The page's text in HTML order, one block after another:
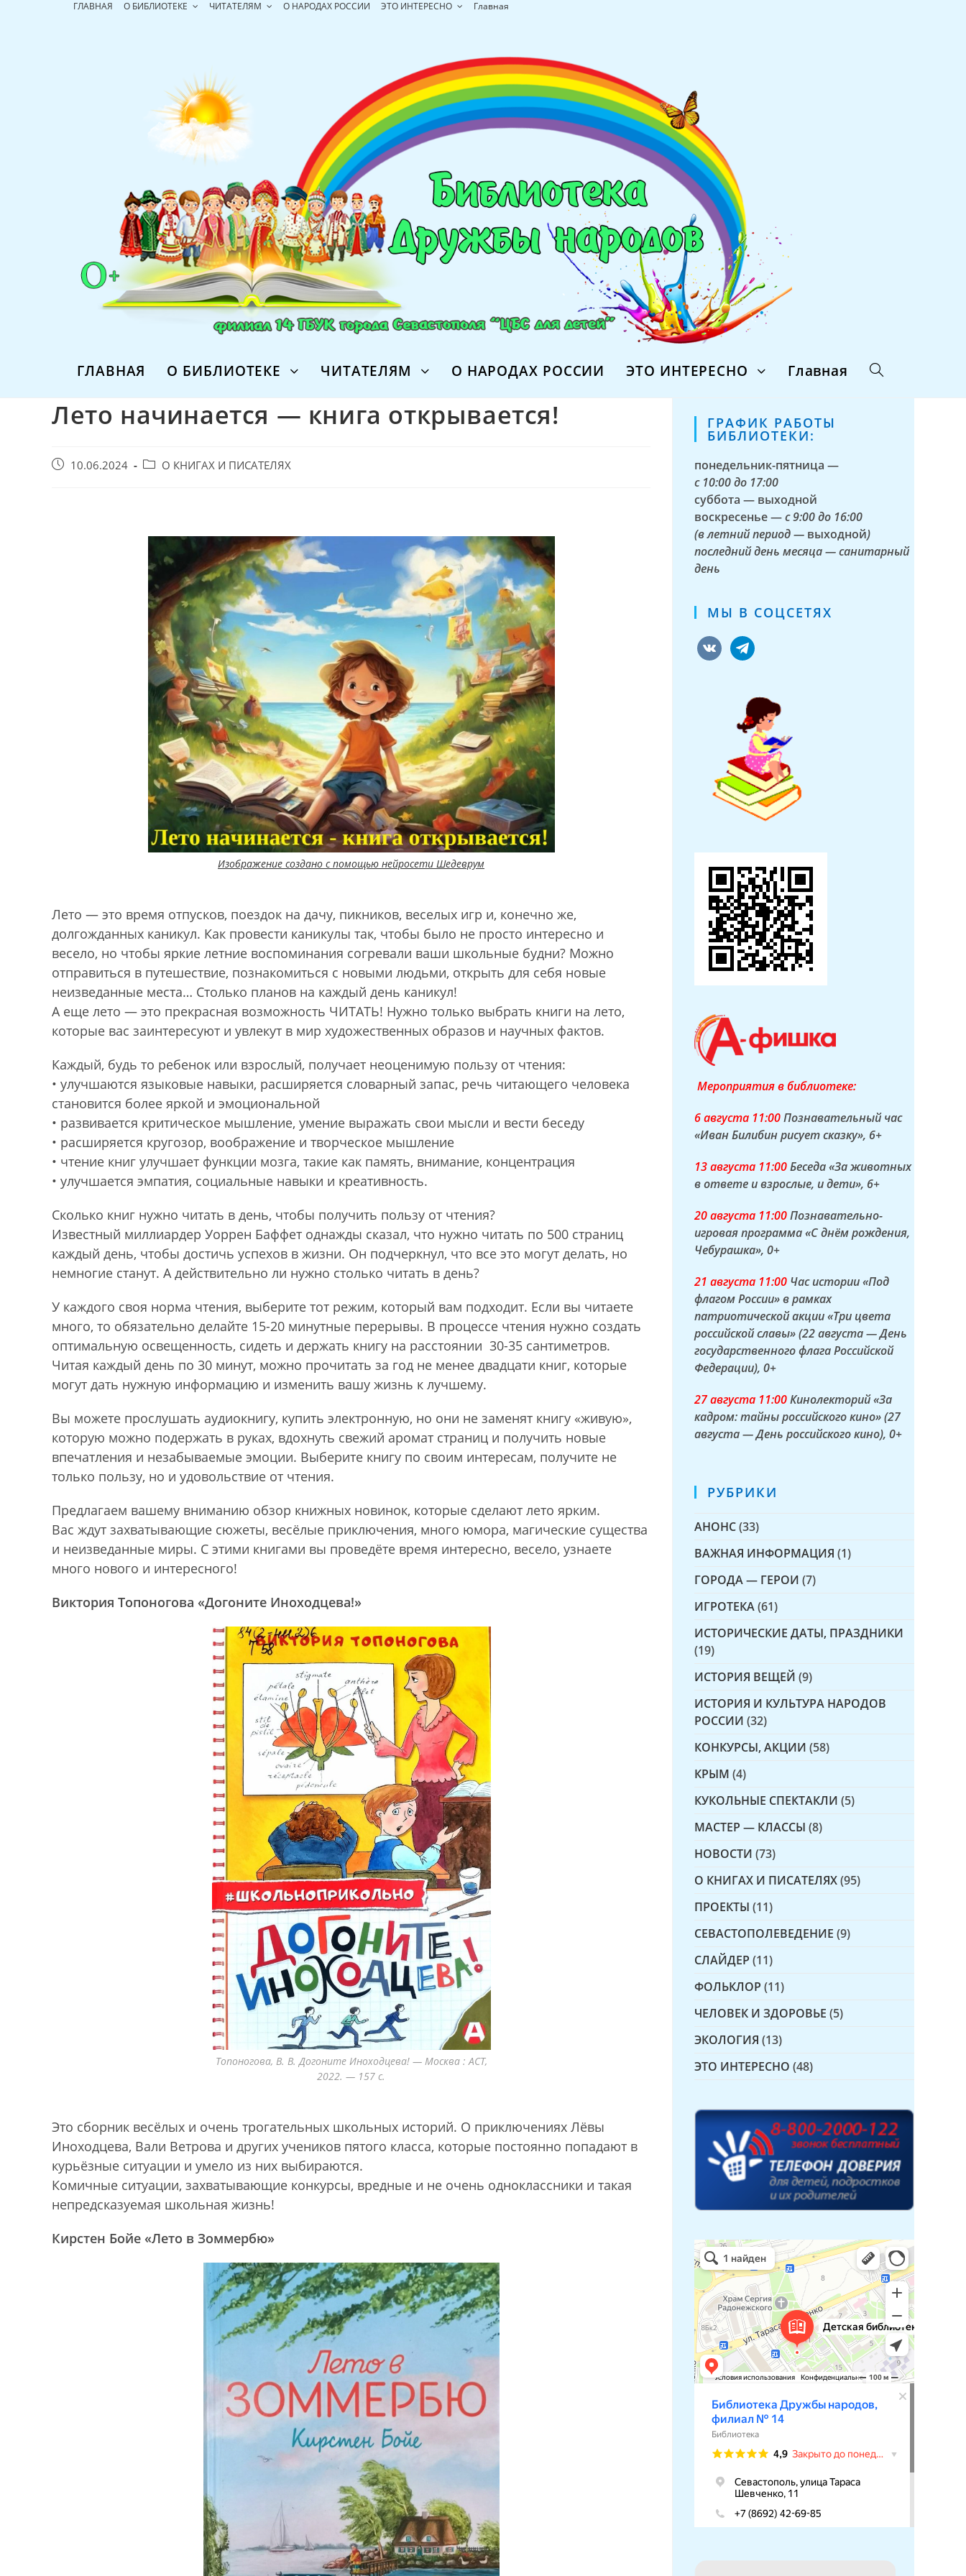
ГЛАВНАЯ О БИБЛИОТЕКЕ ЧИТАТЕЛЯМ О НАРОДАХ РОССИИ ЭТО ИНТЕРЕСНО Главная
ГЛАВНАЯ О БИБЛИОТЕКЕ ЧИТАТЕЛЯМ О НАРОДАХ РОССИИ ЭТО ИНТЕРЕСНО Главная
Лето начинается — книга открывается!
Запись10.06.2024
Post О КНИГАХ И ПИСАТЕЛЯХ
Изображение создано с помощью нейросети Шедеврум
Лето — это время отпусков, поездок на дачу, пикников, веселых игр и, конечно же,
долгожданных каникул. Как провести каникулы так, чтобы было не просто интересно и
весело, но чтобы яркие летние воспоминания согревали ваши школьные будни? Можно
отправиться в путешествие, познакомиться с новыми людьми, открыть для себя новые
неизведанные места… Столько планов на каждый день каникул!
А еще лето — это прекрасная возможность ЧИТАТЬ! Нужно только выбрать книги на лето,
которые вас заинтересуют и увлекут в мир художественных образов и научных фактов.
Каждый, будь то ребенок или взрослый, получает неоценимую пользу от чтения:
• улучшаются языковые навыки, расширяется словарный запас, речь читающего человека
становится более яркой и эмоциональной
• развивается критическое мышление, умение выражать свои мысли и вести беседу
• расширяется кругозор, воображение и творческое мышление
• чтение книг улучшает функции мозга, такие как память, внимание, концентрация
• улучшается эмпатия, социальные навыки и креативность.
Сколько книг нужно читать в день, чтобы получить пользу от чтения?
Известный миллиардер Уоррен Баффет однажды сказал, что нужно читать по 500 страниц
каждый день, чтобы достичь успехов в жизни. Он подчеркнул, что все это могут делать, но
немногие станут. А действительно ли нужно столько читать в день?
У каждого своя норма чтения, выберите тот режим, который вам подходит. Если вы читаете
много, то обязательно делайте 15-20 минутные перерывы. В процессе чтения нужно создать
оптимальную освещенность, сидеть и держать книгу на расстоянии 30-35 сантиметров.
Читая каждый день по 30 минут, можно прочитать за год не менее двадцати книг, которые
могут дать нужную информацию и изменить вашу жизнь к лучшему.
Вы можете прослушать аудиокнигу, купить электронную, но они не заменят книгу «живую»,
которую можно подержать в руках, вдохнуть свежий аромат страниц и получить новые
впечатления и незабываемые эмоции. Выберите книгу по своим интересам, получите не
только пользу, но и удовольствие от чтения.
Предлагаем вашему вниманию обзор книжных новинок, которые сделают лето ярким.
Вас ждут захватывающие сюжеты, весёлые приключения, много юмора, магические существа
и неизведанные миры. С этими книгами вы проведёте время интересно, весело, узнаете
много нового и интересного!
Виктория Топоногова «Догоните Иноходцева!»
Топоногова, В. В. Догоните Иноходцева! — Москва : АСТ,
2022. — 157 с.
Это сборник весёлых и очень трогательных школьных историй. О приключениях Лёвы
Иноходцева, Вали Ветрова и других учеников пятого класса, которые постоянно попадают в
курьёзные ситуации и умело из них выбираются.
Комичные ситуации, захватывающие конкурсы, вредные и не очень одноклассники и такая
непредсказуемая школьная жизнь!
Кирстен Бойе «Лето в Зоммербю»
ГРАФИК РАБОТЫ
БИБЛИОТЕКИ:
понедельник-пятница —
с 10:00 до 17:00
суббота — выходной
воскресенье —с 9:00 до 16:00
(в летний период — выходной)
последний день месяца — санитарный
день
МЫ В СОЦСЕТЯХ
vkontaktetelegram
Мероприятия в библиотеке:
6 августа 11:00Познавательный час
«Иван Билибин рисует сказку», 6+
13 августа 11:00Беседа «За животных
в ответе и взрослые, и дети», 6+
20 августа 11:00Познавательно-
игровая программа «С днём рождения,
Чебурашка», 0+
21 августа 11:00 Час истории «Под
флагом России» в рамках
патриотической акции «Три цвета
российской славы» (22 августа — День
государственного флага Российской
Федерации), 0+
27 августа 11:00Кинолекторий «За
кадром: тайны российского кино» (27
августа — День российского кино), 0+
РУБРИКИ
АНОНС(33)
ВАЖНАЯ ИНФОРМАЦИЯ (1)
ГОРОДА — ГЕРОИ (7)
ИГРОТЕКА(61)
ИСТОРИЧЕСКИЕ ДАТЫ, ПРАЗДНИКИ
(19)
ИСТОРИЯ ВЕЩЕЙ (9)
ИСТОРИЯ И КУЛЬТУРА НАРОДОВ
РОССИИ (32)
КОНКУРСЫ, АКЦИИ (58)
КРЫМ (4)
КУКОЛЬНЫЕ СПЕКТАКЛИ (5)
МАСТЕР — КЛАССЫ (8)
НОВОСТИ (73)
О КНИГАХ И ПИСАТЕЛЯХ(95)
ПРОЕКТЫ (11)
СЕВАСТОПОЛЕВЕДЕНИЕ (9)
СЛАЙДЕР (11)
ФОЛЬКЛОР (11)
ЧЕЛОВЕК И ЗДОРОВЬЕ (5)
ЭКОЛОГИЯ (13)
ЭТО ИНТЕРЕСНО (48)
Детская библиотека № 14 Дружбы народов
Библиотека в Севастополе